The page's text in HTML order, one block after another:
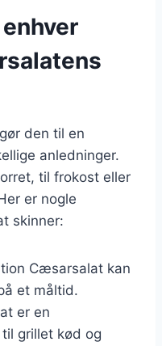
den til en
anledninger.
til frokost eller
er nogle
skinner:
Cæsarsalat kan
et måltid.
er en
grillet kød og